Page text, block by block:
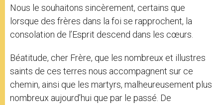
Nous le souhaitons sincèrement, certains que
lorsque des frères dans la foi se rapprochent, la
consolation de l’Esprit descend dans les cœurs.
Béatitude, cher Frère, que les nombreux et illustres
saints de ces terres nous accompagnent sur ce
chemin, ainsi que les martyrs, malheureusement plus
nombreux aujourd’hui que par le passé. De